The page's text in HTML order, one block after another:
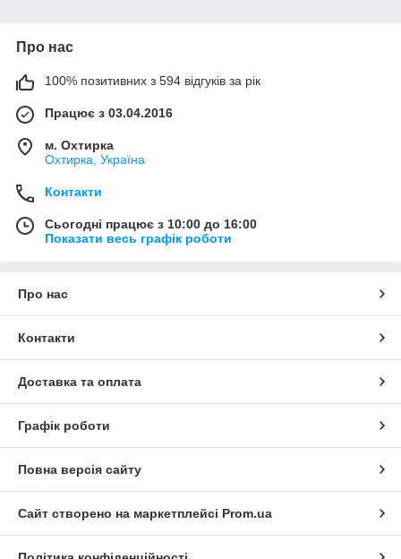
Про нас
100% позитивних з 594 відгуків за рік
Працює з 03.04.2016
м. Охтирка
Охтирка, Україна
Контакти
Сьогодні працює з 10:00 до 16:00
Показати весь графік роботи
Про нас
Контакти
Доставка та оплата
Графік роботи
Повна версія сайту
Сайт створено на маркетплейсі Prom.ua